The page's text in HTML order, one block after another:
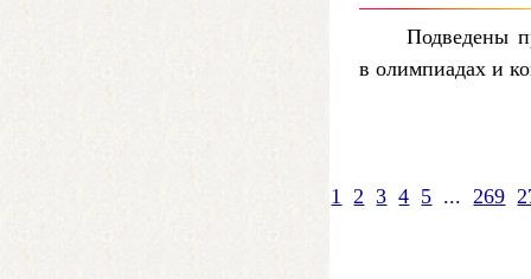
Подведены
в олимпиадах и
1 2 3 4 5 ... 269